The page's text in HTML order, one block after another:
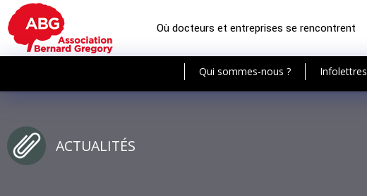
Où docteurs et entreprises se rencontrent
Qui sommes-nous ? Infolettres
ACTUALITÉS